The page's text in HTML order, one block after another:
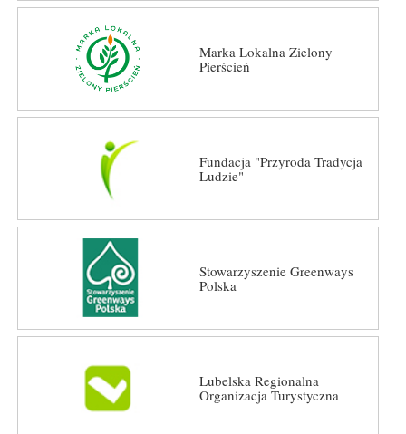
Marka Lokalna Zielony
Pierścień
Fundacja "Przyroda Tradycja
Ludzie"
Stowarzyszenie Greenways
Polska
Lubelska Regionalna
Organizacja Turystyczna